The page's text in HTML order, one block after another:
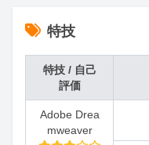
特技
特技 / 自己
評価
Adobe Drea
mweaver